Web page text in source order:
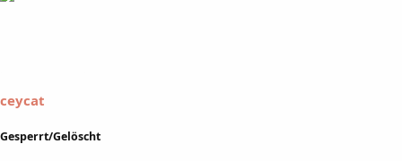
ceycat
Gesperrt/Gelöscht